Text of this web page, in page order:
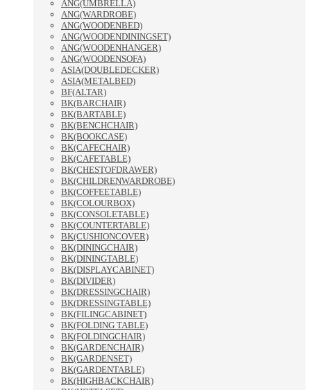
ANG(UMBRELLA)
ANG(WARDROBE)
ANG(WOODENBED)
ANG(WOODENDININGSET)
ANG(WOODENHANGER)
ANG(WOODENSOFA)
ASIA(DOUBLEDECKER)
ASIA(METALBED)
BF(ALTAR)
BK(BARCHAIR)
BK(BARTABLE)
BK(BENCHCHAIR)
BK(BOOKCASE)
BK(CAFECHAIR)
BK(CAFETABLE)
BK(CHESTOFDRAWER)
BK(CHILDRENWARDROBE)
BK(COFFEETABLE)
BK(COLOURBOX)
BK(CONSOLETABLE)
BK(COUNTERTABLE)
BK(CUSHIONCOVER)
BK(DININGCHAIR)
BK(DININGTABLE)
BK(DISPLAYCABINET)
BK(DIVIDER)
BK(DRESSINGCHAIR)
BK(DRESSINGTABLE)
BK(FILINGCABINET)
BK(FOLDING TABLE)
BK(FOLDINGCHAIR)
BK(GARDENCHAIR)
BK(GARDENSET)
BK(GARDENTABLE)
BK(HIGHBACKCHAIR)